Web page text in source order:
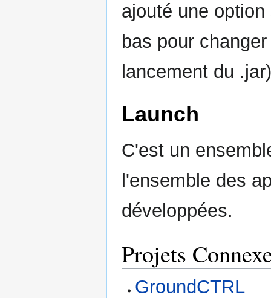
ajouté une
bas pour
lancement du
Launch
C'est un
l'ensemble des
développées.
Projets
GroundCTRL